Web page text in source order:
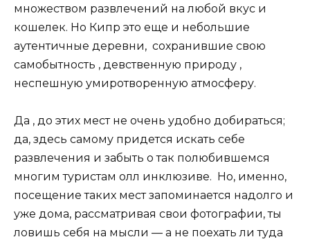
множеством развлечений на любой вкус и
кошелек. Но Кипр это еще и небольшие
аутентичные деревни, сохранившие свою
самобытность , девственную природу ,
неспешную умиротворенную атмосферу.
Да , до этих мест не очень удобно добираться;
да, здесь самому придется искать себе
развлечения и забыть о так полюбившемся
многим туристам олл инклюзиве. Но, именно,
посещение таких мест запоминается надолго и
уже дома, рассматривая свои фотографии, ты
ловишь себя на мысли — а не поехать ли туда